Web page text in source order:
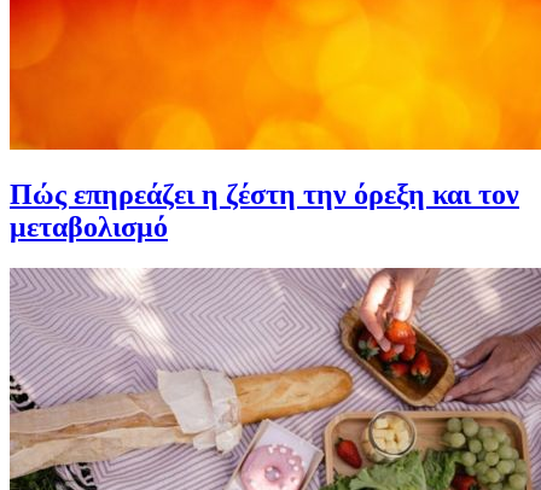
Πώς επηρεάζει η ζέστη την όρεξη και τον
μεταβολισμό